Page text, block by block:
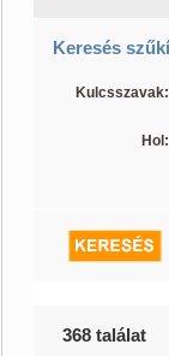
Keresés
Kulcsszavak:
Hol:
368 találat